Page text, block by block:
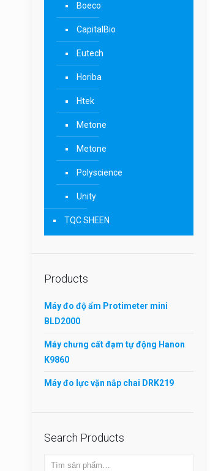
Boeco
CapitalBio
Eutech
Horiba
Htek
Metone
Metone
Polyscience
Unity
TQC SHEEN
Products
Máy đo độ ẩm Protimeter mini
BLD2000
Máy chưng cất đạm tự động Hanon
K9860
Máy đo lực vặn nắp chai DRK219
Search Products